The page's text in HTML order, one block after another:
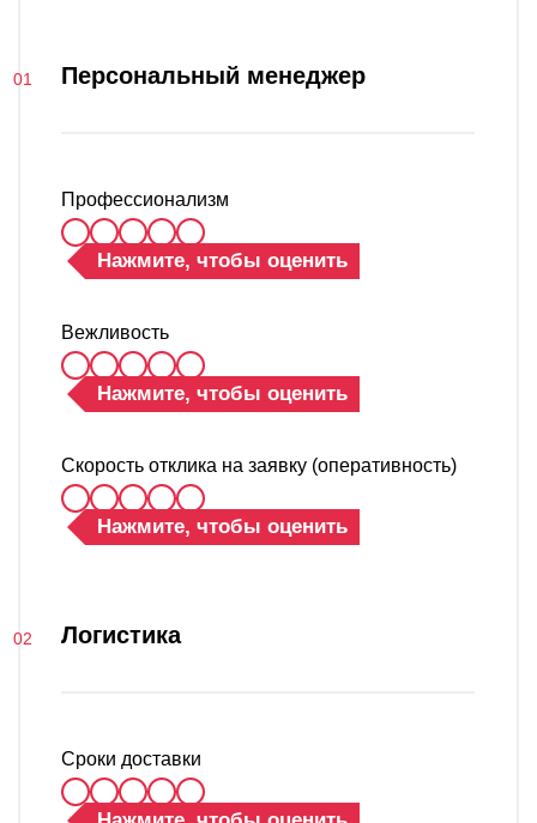
Расчет
Заказать услугу
Персональный менеджер
Профессионализм
Нажмите, чтобы оценить
Вежливость
Нажмите, чтобы оценить
Скорость отклика на заявку (оперативность)
Нажмите, чтобы оценить
Логистика
Сроки доставки